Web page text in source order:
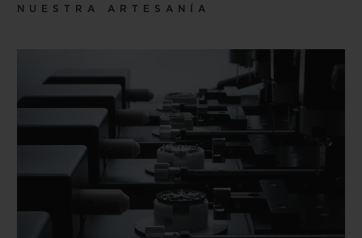
NUESTRA ARTESANÍA